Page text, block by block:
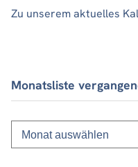
Zu unserem aktuelles
Monatsliste
Monatsliste
vergangener
Beiträge